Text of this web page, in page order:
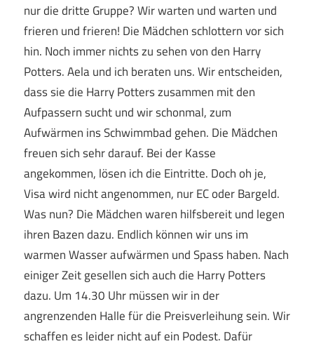
nur die dritte Gruppe? Wir warten und warten und
frieren und frieren! Die Mädchen schlottern vor sich
hin. Noch immer nichts zu sehen von den Harry
Potters. Aela und ich beraten uns. Wir entscheiden,
dass sie die Harry Potters zusammen mit den
Aufpassern sucht und wir schonmal, zum
Aufwärmen ins Schwimmbad gehen. Die Mädchen
freuen sich sehr darauf. Bei der Kasse
angekommen, lösen ich die Eintritte. Doch oh je,
Visa wird nicht angenommen, nur EC oder Bargeld.
Was nun? Die Mädchen waren hilfsbereit und legen
ihren Bazen dazu. Endlich können wir uns im
warmen Wasser aufwärmen und Spass haben. Nach
einiger Zeit gesellen sich auch die Harry Potters
dazu. Um 14.30 Uhr müssen wir in der
angrenzenden Halle für die Preisverleihung sein. Wir
schaffen es leider nicht auf ein Podest. Dafür